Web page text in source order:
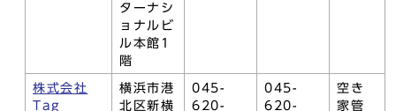
ターナシ
ョナルビ
ル本館1
階
株式会社
Tag
横浜市港
北区新横
045-
620-
045-
620-
空き
家管